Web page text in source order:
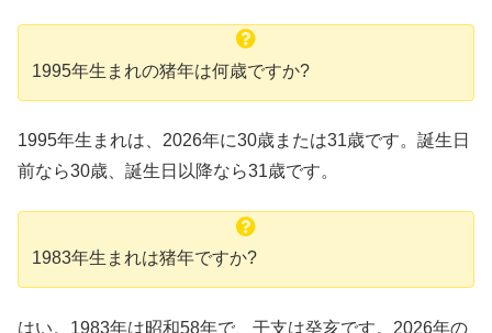
1995年生まれの猪年は何歳ですか?
1995年生まれは、2026年に30歳または31歳です。誕生日
前なら30歳、誕生日以降なら31歳です。
1983年生まれは猪年ですか?
はい。1983年は昭和58年で、干支は癸亥です。2026年の